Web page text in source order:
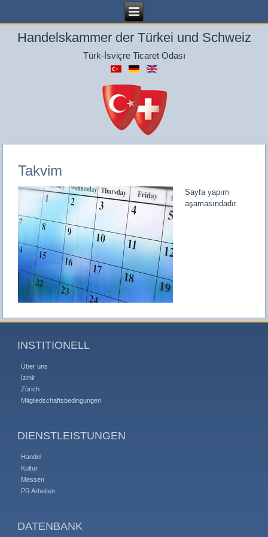
Handelskammer der Türkei und Schweiz
Türk-İsviçre Ticaret Odası
Takvim
Sayfa yapım
aşamasındadır.
INSTITIONELL
Über uns
İzmir
Zürich
Mitgliedschaftsbedingungen
DIENSTLEISTUNGEN
Handel
Kultur
Messen
PR Arbeiten
DATENBANK